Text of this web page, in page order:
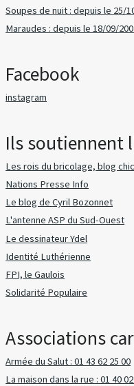
Soupes de nuit : depuis le 25/
Maraudes : depuis le 18/09/
Facebook
instagram
Ils soutiennent
Les rois du bricolage, blog
Nations Presse Info
Le blog de Cyril Bozonnet
L'antenne ASP du Sud-Ouest
Le dessinateur Ydel
Identité Luthérienne
FPI, le Gaulois
Solidarité Populaire
Associations
Armée du Salut : 01 43 62 25 00
La maison dans la rue : 01 40